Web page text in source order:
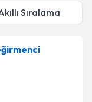
Sıralama